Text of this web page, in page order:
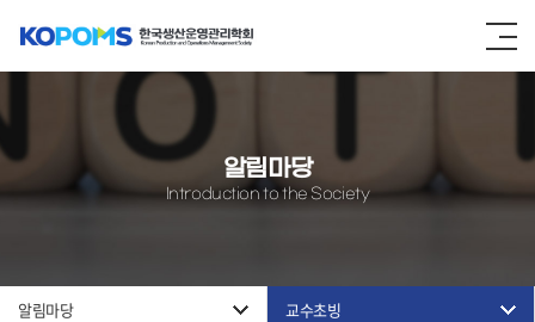
알림마당
Introduction to the Society
알림마당 교수초빙